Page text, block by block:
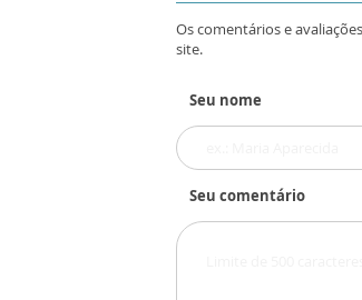
Os comentários e
site.
Seu nome
Seu comentário